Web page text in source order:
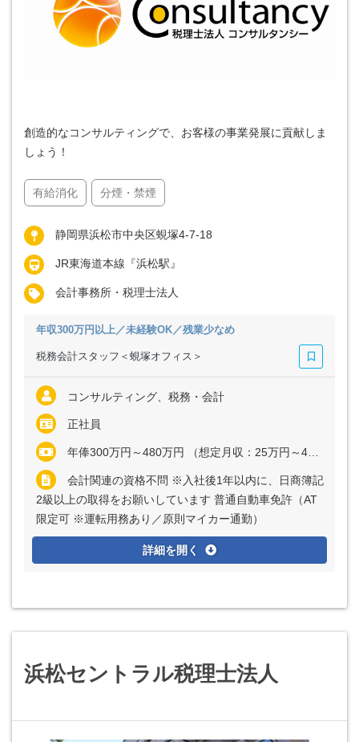
創造的なコンサルティングで、お客様の事業発展に貢献しま
しょう！
有給消化 分煙・禁煙
静岡県浜松市中央区蜆塚4-7-18
JR東海道本線『浜松駅』
会計事務所・税理士法人
年収300万円以上／未経験OK／残業少なめ
税務会計スタッフ＜蜆塚オフィス＞
コンサルティング、税務・会計
正社員
年俸300万円～480万円 （想定月収：25万円～40万円） ※経験・能力など考慮の上、決定いたします ※上記に固定残業代（月20時間分＝3万9062円～6万2500円）を含む ※超過分は別途全額支給
会計関連の資格不問 ※入社後1年以内に、日商簿記
2級以上の取得をお願いしています 普通自動車免許（AT
限定可 ※運転用務あり／原則マイカー通勤）
詳細を開く
浜松セントラル税理士法人